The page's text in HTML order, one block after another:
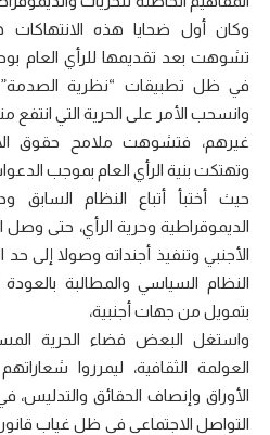
وكان أول ضحايا هذه الانتهاكات
تشوهت بعد تقديمها للرأي العام
في ظل تطبيقات “نظرية الصدمة”
وانسحب الأمر على الحرية التي انتفع
غيرهم، فتشوهت ملامح حقوق
وتهتكت بنية الرأي العام بموجب
حيث أختبأ أتباع النظام
الديموقراطية وحرية الرأي، حتى وصل
الأجنبي وتنفيذ أجنداته وصولا إلى
النظام السياسي والمطالبة
بتمويل من جهات أجنبية،
واستغل البعض فضاء الحرية
العولمة الثقافية، ليمرروا
الأوراق وإنصاف الحقائق والتدليس،
التواصل الاجتماعي في ظل غياب قانون